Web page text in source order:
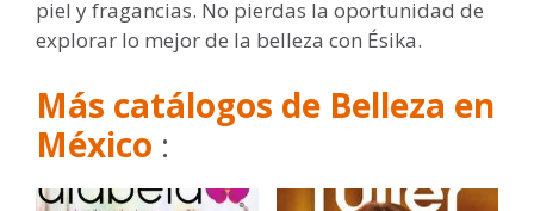
piel y fragancias. No pierdas la oportunidad de
explorar lo mejor de la belleza con Ésika.
Más catálogos de Belleza en
México :